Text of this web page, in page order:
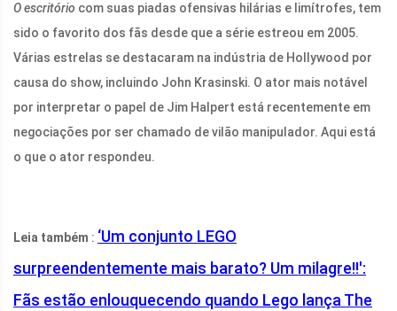
O escritório com suas piadas ofensivas hilárias e limítrofes, tem
sido o favorito dos fãs desde que a série estreou em 2005.
Várias estrelas se destacaram na indústria de Hollywood por
causa do show, incluindo John Krasinski. O ator mais notável
por interpretar o papel de Jim Halpert está recentemente em
negociações por ser chamado de vilão manipulador. Aqui está
o que o ator respondeu.
Leia também : ‘Um conjunto LEGO
surpreendentemente mais barato? Um milagre!!':
Fãs estão enlouquecendo quando Lego lança The